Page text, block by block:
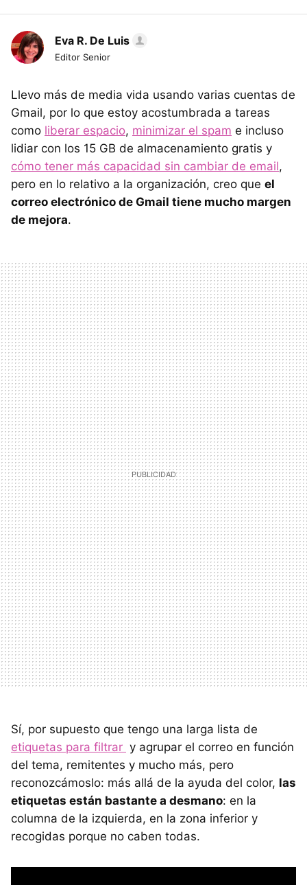
Eva R. De Luis
Editor Senior
Llevo más de media vida usando varias cuentas de
Gmail, por lo que estoy acostumbrada a tareas
como liberar espacio, minimizar el spam e incluso
lidiar con los 15 GB de almacenamiento gratis y
cómo tener más capacidad sin cambiar de email,
pero en lo relativo a la organización, creo que el
correo electrónico de Gmail tiene mucho margen
de mejora.
Sí, por supuesto que tengo una larga lista de
etiquetas para filtrar y agrupar el correo en función
del tema, remitentes y mucho más, pero
reconozcámoslo: más allá de la ayuda del color, las
etiquetas están bastante a desmano: en la
columna de la izquierda, en la zona inferior y
recogidas porque no caben todas.